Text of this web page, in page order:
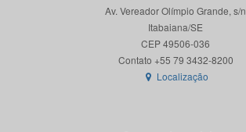
Av. Vereador Olímpio Grande, s/n
Itabaiana/SE
CEP 49506-036
Localização